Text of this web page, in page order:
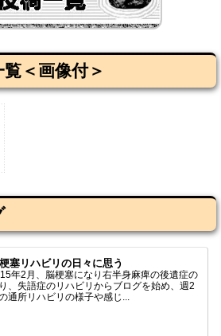
＜画像付＞
塞リハビリの日々に思う
年2月、脳梗塞になり右半身麻痺の後遺症の
、失語症のリハビリからブログを始め、週2
通所リハビリの様子や感じ...